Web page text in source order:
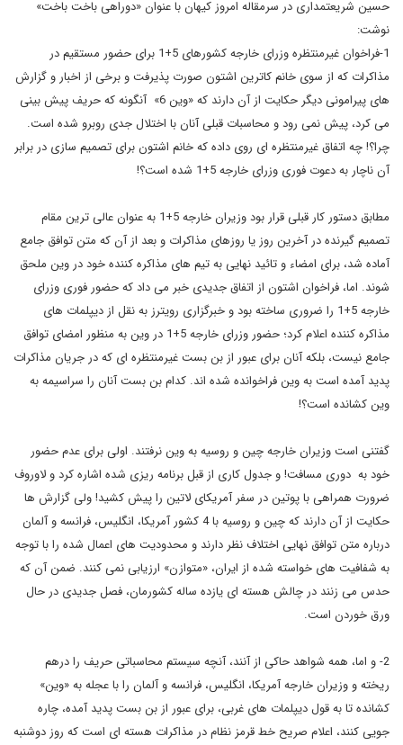
حسین شریعتمداری در سرمقاله امروز کیهان با عنوان «دوراهی باخت باخت»
نوشت:
1-فراخوان غیرمنتظره وزرای خارجه کشورهای 5+1 برای حضور مستقیم در
مذاکرات که از سوی خانم کاترین اشتون صورت پذیرفت و برخی از اخبار و گزارش
های پیرامونی دیگر حکایت از آن دارند که «وین 6» آنگونه که حریف پیش بینی
می کرد، پیش نمی رود و محاسبات قبلی آنان با اختلال جدی روبرو شده است.
چرا؟! چه اتفاق غیرمنتظره ای روی داده که خانم اشتون برای تصمیم سازی در برابر
آن ناچار به دعوت فوری وزرای خارجه 5+1 شده است؟!
مطابق دستور کار قبلی قرار بود وزیران خارجه 5+1 به عنوان عالی ترین مقام
تصمیم گیرنده در آخرین روز یا روزهای مذاکرات و بعد از آن که متن توافق جامع
آماده شد، برای امضاء و تائید نهایی به تیم های مذاکره کننده خود در وین ملحق
شوند. اما، فراخوان اشتون از اتفاق جدیدی خبر می داد که حضور فوری وزرای
خارجه 5+1 را ضروری ساخته بود و خبرگزاری رویترز به نقل از دیپلمات های
مذاکره کننده اعلام کرد؛ حضور وزرای خارجه 5+1 در وین به منظور امضای توافق
جامع نیست، بلکه آنان برای عبور از بن بست غیرمنتظره ای که در جریان مذاکرات
پدید آمده است به وین فراخوانده شده اند. کدام بن بست آنان را سراسیمه به
وین کشانده است؟!
گفتنی است وزیران خارجه چین و روسیه به وین نرفتند. اولی برای عدم حضور
خود به دوری مسافت! و جدول کاری از قبل برنامه ریزی شده اشاره کرد و لاوروف
ضرورت همراهی با پوتین در سفر آمریکای لاتین را پیش کشید! ولی گزارش ها
حکایت از آن دارند که چین و روسیه با 4 کشور آمریکا، انگلیس، فرانسه و آلمان
درباره متن توافق نهایی اختلاف نظر دارند و محدودیت های اعمال شده را با توجه
به شفافیت های خواسته شده از ایران، «متوازن» ارزیابی نمی کنند. ضمن آن که
حدس می زنند در چالش هسته ای یازده ساله کشورمان، فصل جدیدی در حال
ورق خوردن است.
2- و اما، همه شواهد حاکی از آنند، آنچه سیستم محاسباتی حریف را درهم
ریخته و وزیران خارجه آمریکا، انگلیس، فرانسه و آلمان را با عجله به «وین»
کشانده تا به قول دیپلمات های غربی، برای عبور از بن بست پدید آمده، چاره
جویی کنند، اعلام صریح خط قرمز نظام در مذاکرات هسته ای است که روز دوشنبه